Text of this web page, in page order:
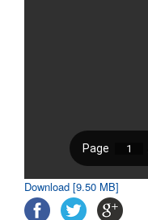
Download [9.50 MB]